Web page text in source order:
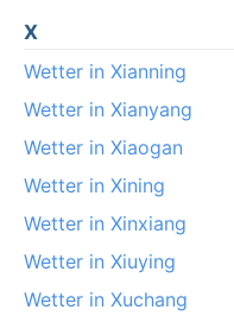
X
Wetter in Xianning
Wetter in Xianyang
Wetter in Xiaogan
Wetter in Xining
Wetter in Xinxiang
Wetter in Xiuying
Wetter in Xuchang